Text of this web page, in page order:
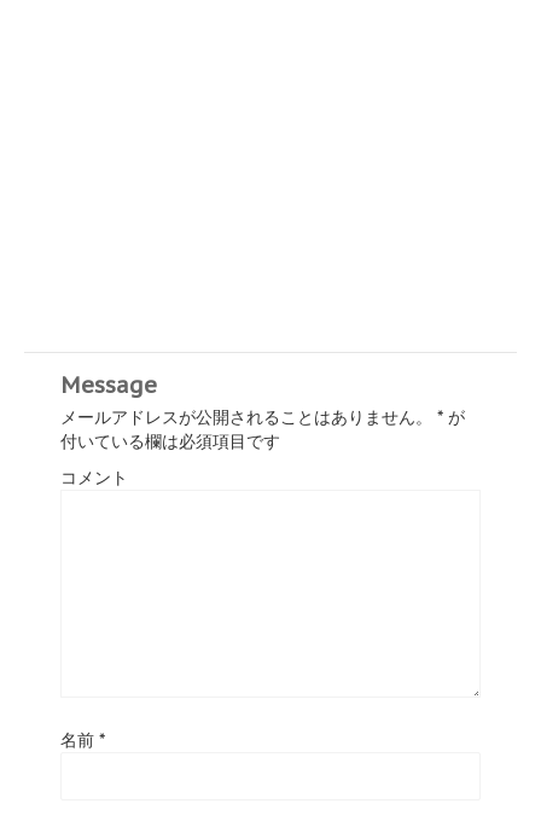
Message
メールアドレスが公開されることはありません。 * が
付いている欄は必須項目です
コメント
名前 *